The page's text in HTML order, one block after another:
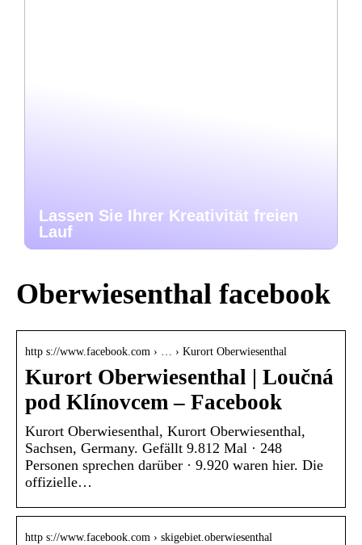
Lassen Sie Ihrer Kreativität freien
Lauf
Oberwiesenthal facebook
http s://www.facebook.com › … › Kurort Oberwiesenthal
Kurort Oberwiesenthal | Loučná
pod Klínovcem – Facebook
Kurort Oberwiesenthal, Kurort Oberwiesenthal,
Sachsen, Germany. Gefällt 9.812 Mal · 248
Personen sprechen darüber · 9.920 waren hier. Die
offizielle…
http s://www.facebook.com › skigebiet.oberwiesenthal